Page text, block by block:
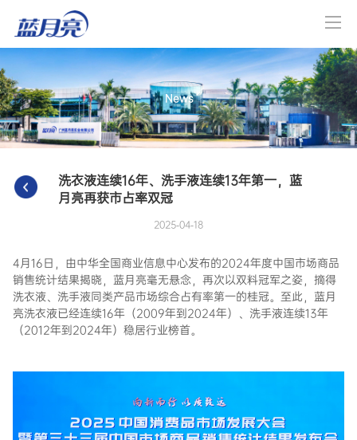
News
洗衣液连续16年、洗手液连续13年第一，蓝
月亮再获市占率双冠
2025-04-18
4月16日，由中华全国商业信息中心发布的2024年度中国市场商品
销售统计结果揭晓，蓝月亮毫无悬念，再次以双料冠军之姿，摘得
洗衣液、洗手液同类产品市场综合占有率第一的桂冠。至此，蓝月
亮洗衣液已经连续16年（2009年到2024年）、洗手液连续13年
（2012年到2024年）稳居行业榜首。